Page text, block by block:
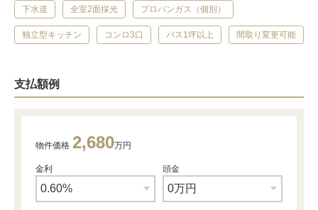
下水道 全室2面採光 プロパンガス（個別）
独立型キッチン コンロ3口 バス1坪以上 間取り変更可能
支払額例
物件価格 2,680万円
金利 頭金